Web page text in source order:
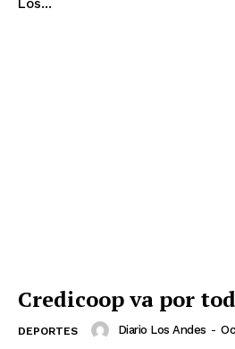
Los...
Credicoop va por
DEPORTES Diario Los Andes -